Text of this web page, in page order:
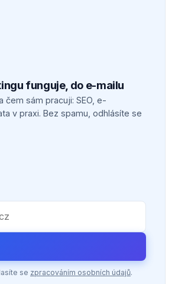
funguje, do e-mailu
čem sám pracuji: SEO, e-
v praxi. Bez spamu, odhlásíte se
se zpracováním osobních údajů.